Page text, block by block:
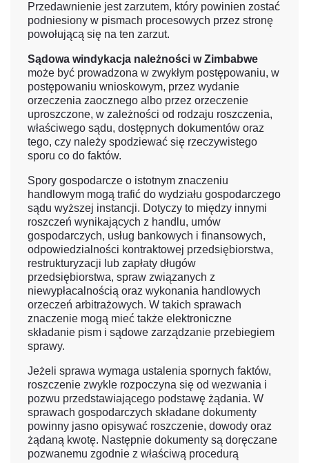
Przedawnienie jest zarzutem, który powinien zostać
podniesiony w pismach procesowych przez stronę
powołującą się na ten zarzut.
Sądowa windykacja należności w Zimbabwe
może być prowadzona w zwykłym postępowaniu, w
postępowaniu wnioskowym, przez wydanie
orzeczenia zaocznego albo przez orzeczenie
uproszczone, w zależności od rodzaju roszczenia,
właściwego sądu, dostępnych dokumentów oraz
tego, czy należy spodziewać się rzeczywistego
sporu co do faktów.
Spory gospodarcze o istotnym znaczeniu
handlowym mogą trafić do wydziału gospodarczego
sądu wyższej instancji. Dotyczy to między innymi
roszczeń wynikających z handlu, umów
gospodarczych, usług bankowych i finansowych,
odpowiedzialności kontraktowej przedsiębiorstwa,
restrukturyzacji lub zapłaty długów
przedsiębiorstwa, spraw związanych z
niewypłacalnością oraz wykonania handlowych
orzeczeń arbitrażowych. W takich sprawach
znaczenie mogą mieć także elektroniczne
składanie pism i sądowe zarządzanie przebiegiem
sprawy.
Jeżeli sprawa wymaga ustalenia spornych faktów,
roszczenie zwykle rozpoczyna się od wezwania i
pozwu przedstawiającego podstawę żądania. W
sprawach gospodarczych składane dokumenty
powinny jasno opisywać roszczenie, dowody oraz
żądaną kwotę. Następnie dokumenty są doręczane
pozwanemu zgodnie z właściwą procedurą